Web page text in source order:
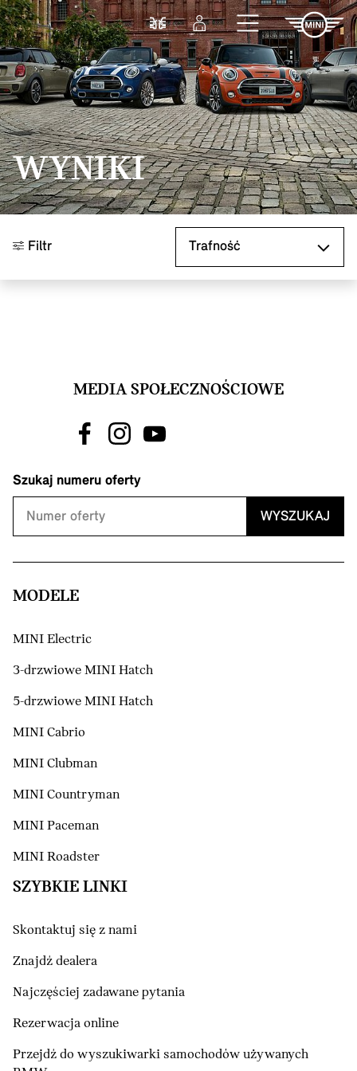
Przejdź do głównej treści
PorównajZaloguj się
WYNIKI
Filtr
MEDIA SPOŁECZNOŚCIOWE
Szukaj numeru oferty
WYSZUKAJ
MODELE
MINI Electric
3-drzwiowe MINI Hatch
5-drzwiowe MINI Hatch
MINI Cabrio
MINI Clubman
MINI Countryman
MINI Paceman
MINI Roadster
SZYBKIE LINKI
Skontaktuj się z nami
Znajdź dealera
Najczęściej zadawane pytania
Rezerwacja online
Przejdź do wyszukiwarki samochodów używanych